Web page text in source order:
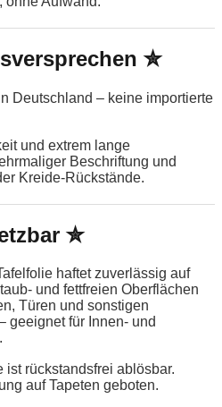
✮
Deutschland – keine importierte
und extrem lange
Beschriftung und
Kreide-Rückstände.
✮
haftet zuverlässig auf
und fettfreien Oberflächen
Türen und sonstigen
geeignet für Innen- und
rückstandsfrei ablösbar.
auf Tapeten geboten.